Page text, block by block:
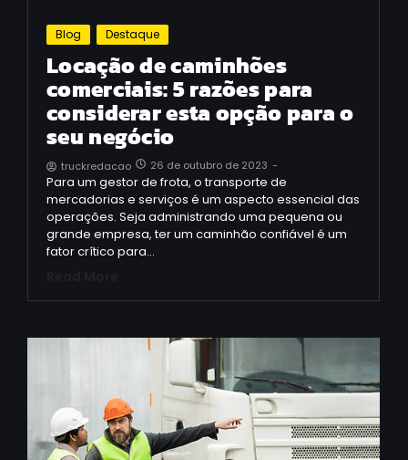
Blog Destaque
Locação de caminhões
comerciais: 5 razões para
considerar esta opção para o
seu negócio
truckredacao 26 de outubro de 2023 -
Para um gestor de frota, o transporte de
mercadorias e serviços é um aspecto essencial das
operações. Seja administrando uma pequena ou
grande empresa, ter um caminhão confiável é um
fator crítico para…